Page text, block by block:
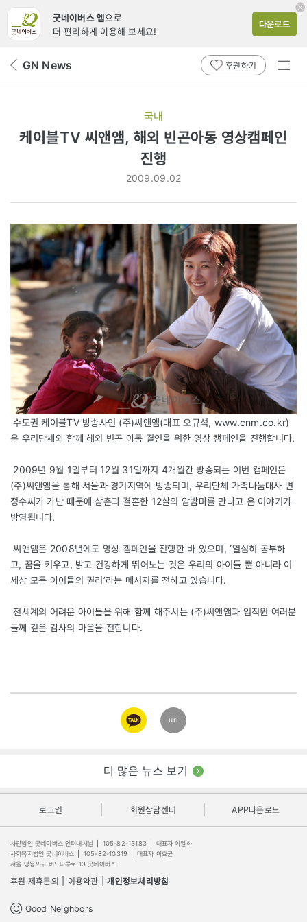
굿네이버스 앱으로
더 편리하게 이용해 보세요!
다운로드
뒤 GN News 후원하기
전체
국내
케이블TV 씨앤앰, 해외 빈곤아동 영상캠페인
진행
2009.09.02
수도권 케이블TV 방송사인 (주)씨앤앰(대표 오규석, www.cnm.co.kr)
은 우리단체와 함께 해외 빈곤 아동 결연을 위한 영상 캠페인을 진행합니다.
2009년 9월 1일부터 12월 31일까지 4개월간 방송되는 이번 캠페인은
(주)씨앤앰을 통해 서울과 경기지역에 방송되며, 우리단체 가족나눔대사 변
정수씨가 가난 때문에 삼촌과 결혼한 12살의 암밤마를 만나고 온 이야기가
방영됩니다.
씨앤앰은 2008년에도 영상 캠페인을 진행한 바 있으며, ‘열심히 공부하
고, 꿈을 키우고, 밝고 건강하게 뛰어노는 것은 우리의 아이들 뿐 아니라 이
세상 모든 아이들의 권리’라는 메시지를 전하고 있습니다.
전세계의 어려운 아이들을 위해 함께 해주시는 (주)씨앤앰과 임직원 여러분
들께 깊은 감사의 마음을 전합니다.
카카오
링크
url
더 많은 뉴스 보기
로그인 회원상담센터 APP다운로드
사단법인 굿네이버스 인터내셔날 105-82-13183
대표자 이일하
사회복지법인 굿네이버스
105-82-10319
대표자 이호균
서울 영등포구 버드나루로 13 굿네이버스
후원·제휴문의 이용약관 개인정보처리방침
Ⓒ Good Neighbors